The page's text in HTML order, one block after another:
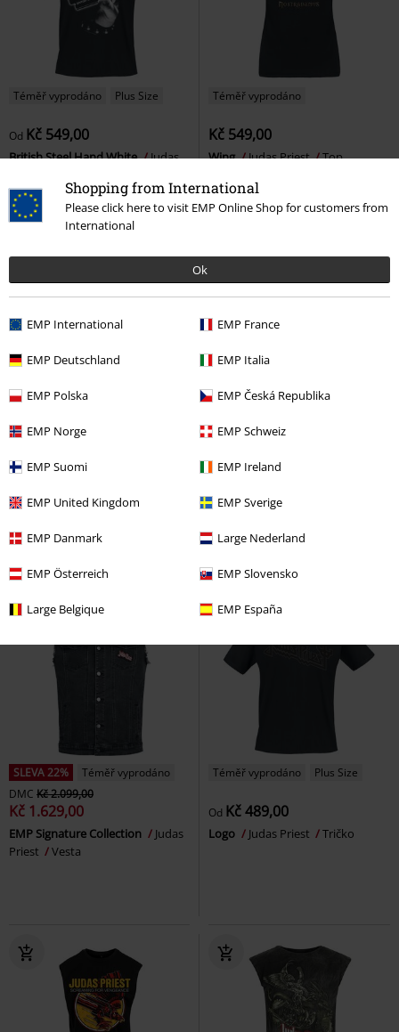
Shopping from International
Please click here to visit EMP Online Shop for customers from
International
Ok
EMP International EMP France
EMP Deutschland EMP Italia
EMP Polska EMP Česká Republika
EMP Norge EMP Schweiz
EMP Suomi EMP Ireland
EMP United Kingdom EMP Sverige
EMP Danmark Large Nederland
EMP Österreich EMP Slovensko
Large Belgique EMP España
Téměř vyprodáno Plus Size
Od Kč 549,00
British Steel Hand White
Judas
Téměř vyprodáno
Kč 549,00
Wing Judas Priest Top
Kč 949,00
Revolution Album
Judas Priest
Tričko s dlouhým rukávem
Kč 1.359,00
Painkiller
kapucí na zip
SLEVA 22%
Téměř vyprodáno
DMC Kč 2.099,00
Kč 1.629,00
EMP Signature Collection
Judas
Priest
Vesta
Téměř vyprodáno Plus Size
Od Kč 489,00
Logo Judas Priest Tričko